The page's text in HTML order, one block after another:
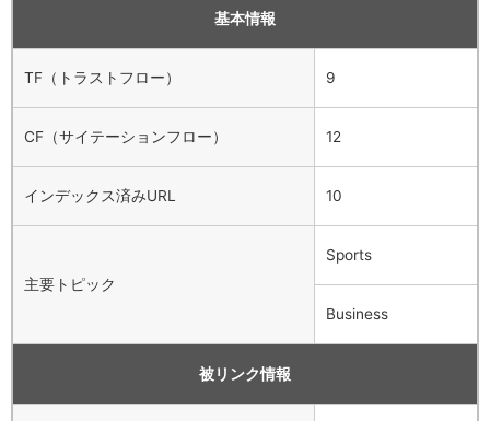
基本情報
TF（トラストフロー） 9
CF（サイテーションフロー） 12
インデックス済みURL 10
主要トピック
Sports
Business
被リンク情報